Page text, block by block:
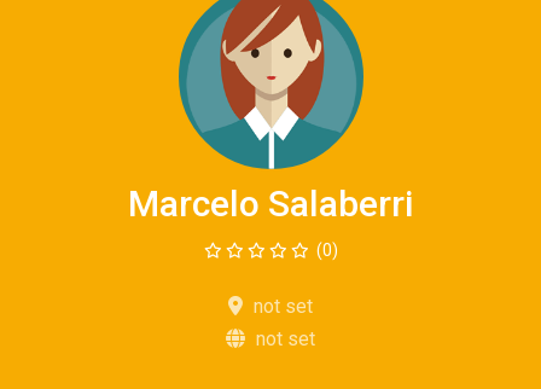
Marcelo Salaberri
(0)
not set
not set